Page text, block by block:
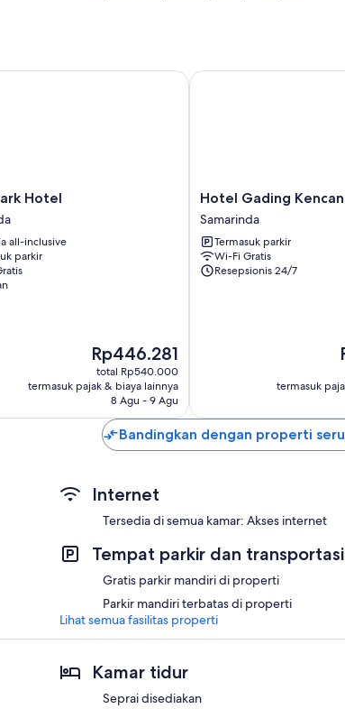
Hotel
all-inclusive
parkir
Harga
sekarang
Rp446.281
Rp446.281
total Rp540.000
termasuk pajak & biaya lainnya
8 Agu - 9 Agu
Hotel
Hotel
Gading
Kencana
Samarinda
Samarinda
Hotel Gading
Samarinda
Termasuk parkir
Wi-Fi Gratis
Resepsionis 24/7
termasuk
Hotel Gading Kencana
Bandingkan dengan properti
Internet
Tersedia di semua kamar: Akses internet
Tempat parkir dan transportasi
Gratis parkir mandiri di properti
Parkir mandiri terbatas di properti
Lihat semua fasilitas properti
Kamar tidur
Seprai disediakan